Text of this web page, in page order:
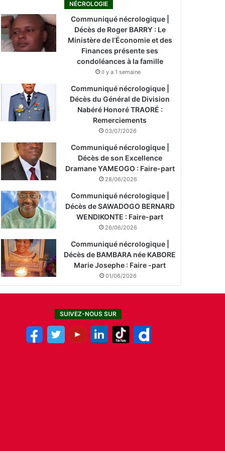
NÉCROLOGIE
Communiqué nécrologique |
Décès de Roger BARRY : Le
Ministère de l’Économie et des
Finances présente ses
condoléances à la famille
il y a 1 semaine
Communiqué nécrologique |
Décès du Général de Division
Nabéré Honoré TRAORÉ :
Remerciements
03/07/2026
Communiqué nécrologique |
Décès de son Excellence
Dramane YAMEOGO : Faire-part
28/06/2026
Communiqué nécrologique |
Décès de SAWADOGO BERNARD
WENDIKONTE : Faire-part
26/06/2026
Communiqué nécrologique |
Décès de BAMBARA née KABORE
Marie Josephe : Faire -part
01/06/2026
SUIVEZ-NOUS SUR